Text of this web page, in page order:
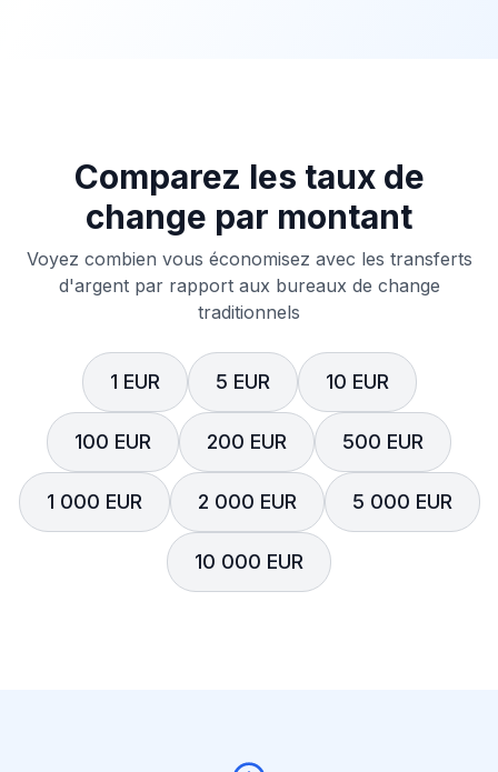
Comparez les taux de
change par montant
Voyez combien vous économisez avec les transferts
d'argent par rapport aux bureaux de change
traditionnels
1 EUR 5 EUR 10 EUR
100 EUR 200 EUR 500 EUR
1 000 EUR 2 000 EUR 5 000 EUR
10 000 EUR